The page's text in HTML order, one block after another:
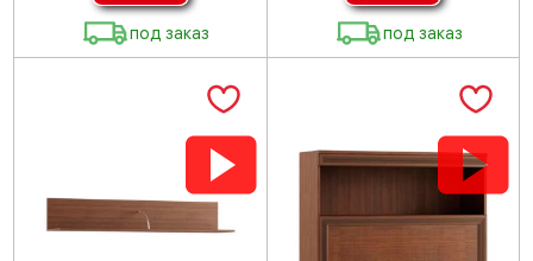
под заказ под заказ